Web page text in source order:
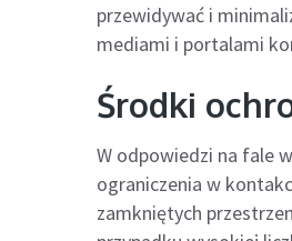
przewidywać i
mediami i portalami
Środki
W odpowiedzi na fale
ograniczenia w
zamkniętych